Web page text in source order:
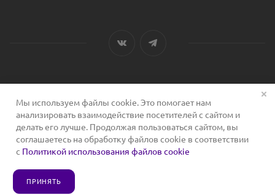
2026 © Сервис для косметологов
Мы используем файлы cookie. Это помогает нам
анализировать взаимодействие посетителей с сайтом и
делать его лучше. Продолжая пользоваться сайтом, вы
соглашаетесь на обработку файлов cookie в соответствии
с Политикой использования файлов cookie
ПРИНЯТЬ